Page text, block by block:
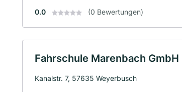
0.0 (0 Bewertungen)
Fahrschule Marenbach GmbH
Kanalstr. 7, 57635 Weyerbusch